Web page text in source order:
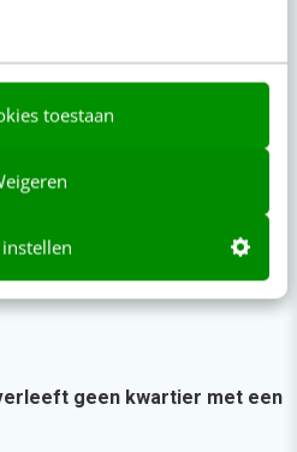
toestaan
pas als je iets te zeggen
zijn ze verplicht,
·
geen kwartier met een